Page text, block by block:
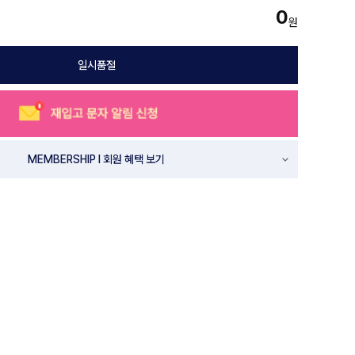
0원
일시품절
MEMBERSHIP l 회원 혜택 보기